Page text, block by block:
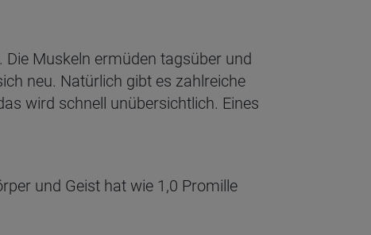
Muskeln ermüden tagsüber und
neu. Natürlich gibt es zahlreiche
wird schnell unübersichtlich. Eines
und Geist hat wie 1,0 Promille